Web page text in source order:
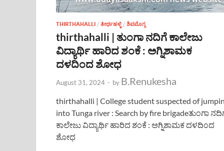
THIRTHAHALLI / ತೀರ್ಥಹಳ್ಳಿ / ಶಿವಮೊಗ್ಗ
thirthahalli | ತುಂಗಾ ನದಿಗೆ ಕಾಲೇಜು
ವಿದ್ಯಾರ್ಥಿ ಹಾರಿದ ಶಂಕೆ : ಅಗ್ನಿಶಾಮಕ
ದಳದಿಂದ ಶೋಧ
August 31, 2024 - by B.Renukesha
thirthahalli | College student suspected of
into Tunga river : Search by fire brigadeತುಂಗಾ
ಕಾಲೇಜು ವಿದ್ಯಾರ್ಥಿ ಹಾರಿದ ಶಂಕೆ : ಅಗ್ನಿಶಾಮಕ ದಳದಿಂದ
ಶೋಧ